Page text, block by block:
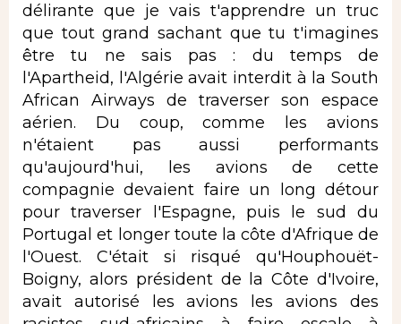
délirante que je vais t'apprendre un truc
que tout grand sachant que tu t'imagines
être tu ne sais pas : du temps de
l'Apartheid, l'Algérie avait interdit à la South
African Airways de traverser son espace
aérien. Du coup, comme les avions
n'étaient pas aussi performants
qu'aujourd'hui, les avions de cette
compagnie devaient faire un long détour
pour traverser l'Espagne, puis le sud du
Portugal et longer toute la côte d'Afrique de
l'Ouest. C'était si risqué qu'Houphouët-
Boigny, alors président de la Côte d'Ivoire,
avait autorisé les avions les avions des